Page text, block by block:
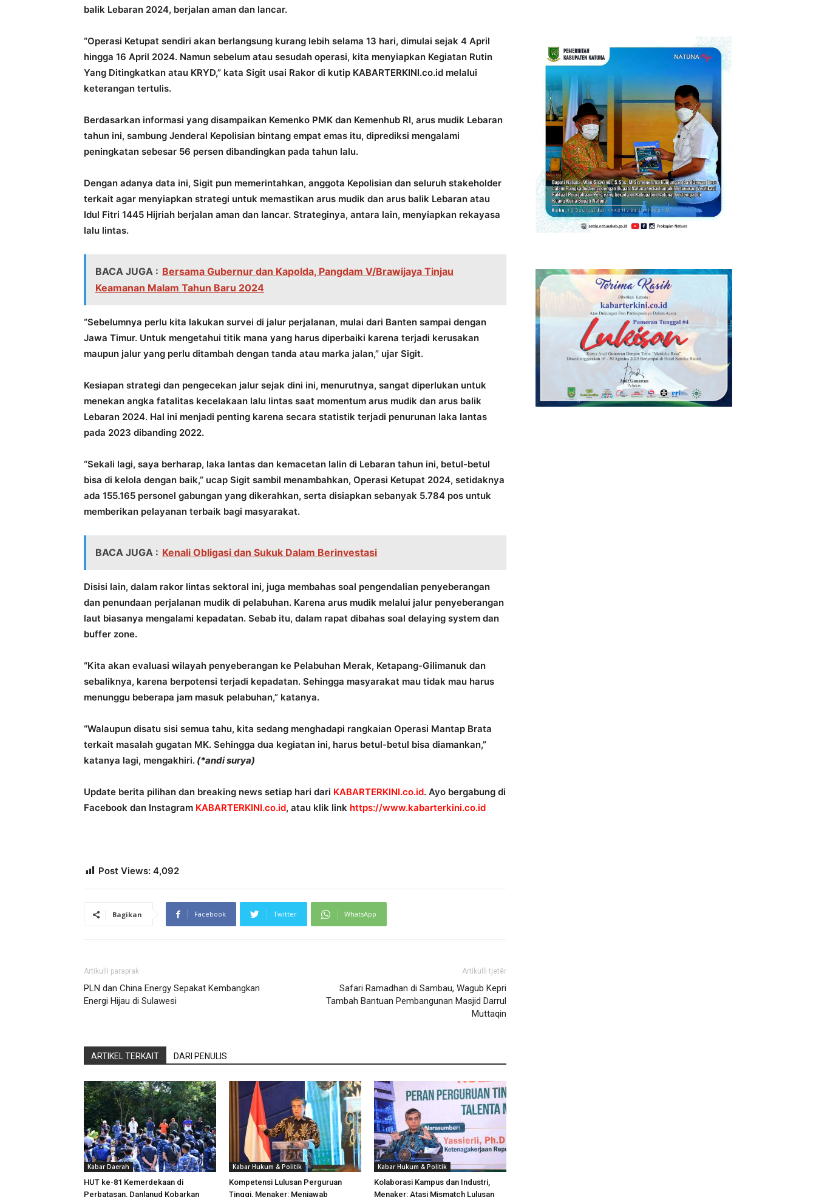
balik Lebaran 2024, berjalan aman dan lancar.
“Operasi Ketupat sendiri akan berlangsung kurang lebih selama 13 hari, dimulai sejak 4 April
hingga 16 April 2024. Namun sebelum atau sesudah operasi, kita menyiapkan Kegiatan Rutin
Yang Ditingkatkan atau KRYD,” kata Sigit usai Rakor di kutip KABARTERKINI.co.id melalui
keterangan tertulis.
Berdasarkan informasi yang disampaikan Kemenko PMK dan Kemenhub RI, arus mudik Lebaran
tahun ini, sambung Jenderal Kepolisian bintang empat emas itu, diprediksi mengalami
peningkatan sebesar 56 persen dibandingkan pada tahun lalu.
Dengan adanya data ini, Sigit pun memerintahkan, anggota Kepolisian dan seluruh stakeholder
terkait agar menyiapkan strategi untuk memastikan arus mudik dan arus balik Lebaran atau
Idul Fitri 1445 Hijriah berjalan aman dan lancar. Strateginya, antara lain, menyiapkan rekayasa
lalu lintas.
BACA JUGA : Bersama Gubernur dan Kapolda, Pangdam V/Brawijaya Tinjau
Keamanan Malam Tahun Baru 2024
“Sebelumnya perlu kita lakukan survei di jalur perjalanan, mulai dari Banten sampai dengan
Jawa Timur. Untuk mengetahui titik mana yang harus diperbaiki karena terjadi kerusakan
maupun jalur yang perlu ditambah dengan tanda atau marka jalan,” ujar Sigit.
Kesiapan strategi dan pengecekan jalur sejak dini ini, menurutnya, sangat diperlukan untuk
menekan angka fatalitas kecelakaan lalu lintas saat momentum arus mudik dan arus balik
Lebaran 2024. Hal ini menjadi penting karena secara statistik terjadi penurunan laka lantas
pada 2023 dibanding 2022.
“Sekali lagi, saya berharap, laka lantas dan kemacetan lalin di Lebaran tahun ini, betul-betul
bisa di kelola dengan baik,” ucap Sigit sambil menambahkan, Operasi Ketupat 2024, setidaknya
ada 155.165 personel gabungan yang dikerahkan, serta disiapkan sebanyak 5.784 pos untuk
memberikan pelayanan terbaik bagi masyarakat.
BACA JUGA : Kenali Obligasi dan Sukuk Dalam Berinvestasi
Disisi lain, dalam rakor lintas sektoral ini, juga membahas soal pengendalian penyeberangan
dan penundaan perjalanan mudik di pelabuhan. Karena arus mudik melalui jalur penyeberangan
laut biasanya mengalami kepadatan. Sebab itu, dalam rapat dibahas soal delaying system dan
buffer zone.
“Kita akan evaluasi wilayah penyeberangan ke Pelabuhan Merak, Ketapang-Gilimanuk dan
sebaliknya, karena berpotensi terjadi kepadatan. Sehingga masyarakat mau tidak mau harus
menunggu beberapa jam masuk pelabuhan,” katanya.
“Walaupun disatu sisi semua tahu, kita sedang menghadapi rangkaian Operasi Mantap Brata
terkait masalah gugatan MK. Sehingga dua kegiatan ini, harus betul-betul bisa diamankan,”
katanya lagi, mengakhiri. (*andi surya)
Update berita pilihan dan breaking news setiap hari dari KABARTERKINI.co.id. Ayo bergabung di
Facebook dan Instagram KABARTERKINI.co.id, atau klik link https://www.kabarterkini.co.id
Post Views: 4,092
Bagikan Facebook Twitter WhatsApp
Artikulli paraprak
PLN dan China Energy Sepakat Kembangkan
Energi Hijau di Sulawesi
Artikulli tjetër
Safari Ramadhan di Sambau, Wagub Kepri
Tambah Bantuan Pembangunan Masjid Darrul
Muttaqin
ARTIKEL TERKAIT DARI PENULIS
Kabar Daerah
HUT ke-81 Kemerdekaan di
Perbatasan, Danlanud Kobarkan
Kabar Hukum & Politik
Kompetensi Lulusan Perguruan
Tinggi, Menaker: Menjawab
Kabar Hukum & Politik
Kolaborasi Kampus dan Industri,
Menaker: Atasi Mismatch Lulusan